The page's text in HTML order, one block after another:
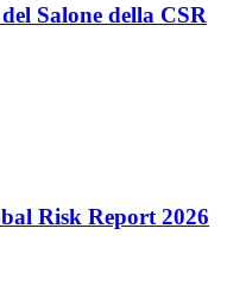
Salone della CSR
Risk Report 2026